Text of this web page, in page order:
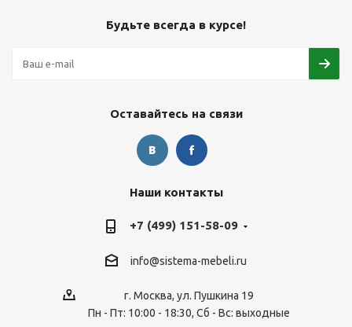
Будьте всегда в курсе!
Оставайтесь на связи
Наши контакты
+7 (499) 151-58-09
info@sistema-mebeli.ru
г. Москва, ул. Пушкина 19
Пн - Пт: 10:00 - 18:30, Сб - Вс: выходные